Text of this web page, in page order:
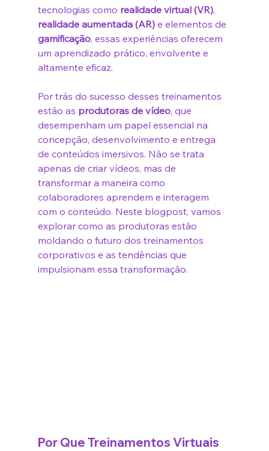
tecnologias como realidade virtual (VR),
realidade aumentada (AR) e elementos de
gamificação, essas experiências oferecem
um aprendizado prático, envolvente e
altamente eficaz.
Por trás do sucesso desses treinamentos
estão as produtoras de vídeo, que
desempenham um papel essencial na
concepção, desenvolvimento e entrega
de conteúdos imersivos. Não se trata
apenas de criar vídeos, mas de
transformar a maneira como
colaboradores aprendem e interagem
com o conteúdo. Neste blogpost, vamos
explorar como as produtoras estão
moldando o futuro dos treinamentos
corporativos e as tendências que
impulsionam essa transformação.
Por Que Treinamentos Virtuais